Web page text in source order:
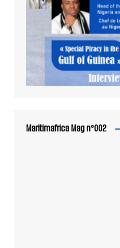
Maritimafrica Mag n°002